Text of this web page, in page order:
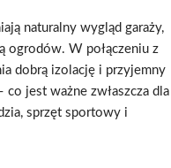
naturalny wygląd garaży,
ogrodów. W połączeniu z
dobrą izolację i przyjemny
jest ważne zwłaszcza dla
sprzęt sportowy i